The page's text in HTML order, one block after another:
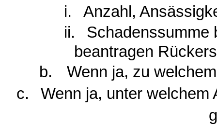
i.
Anzahl,
ii.
Schadenssumme
beantragen
b.
Wenn ja, zu
c.
Wenn ja, unter welchem